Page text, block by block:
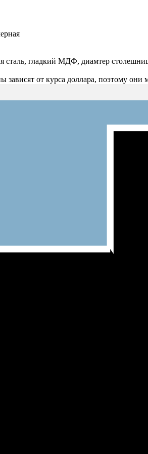
сталь, гладкий МДФ, диамтер
от курса доллара, поэтому они